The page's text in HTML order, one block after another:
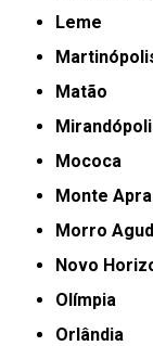
Leme
Matão
Mococa
Monte
Morro
Novo
Olímpia
Orlândia